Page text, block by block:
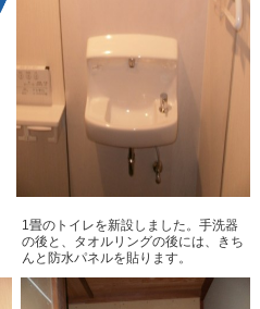
1畳のトイレを新設しました。手洗器
の後と、タオルリングの後には、きち
んと防水パネルを貼ります。